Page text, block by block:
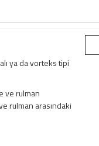
ya da vorteks tipi
ve rulman
rulman arasındaki